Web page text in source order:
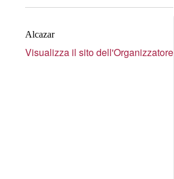
Alcazar
Visualizza il sito dell'Organizzatore